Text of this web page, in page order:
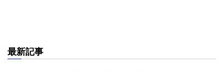
最新記事